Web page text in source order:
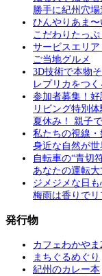
勝手に紀州穴
ひんやりあま〜
こだわりたっ
サービスエリ
ご当地グルメ
3D技術で本物そ
レプリカをつ
参加者募集！
リビング特別
夏休み！ 親子
私たちの視線・
身近な自然が世
自転車の“青切
あなたの運転大
ジメジメな日も
梅雨は香りでリ
発行物
カフェわかやま
まちぐるめぐり
紀州のカレー本